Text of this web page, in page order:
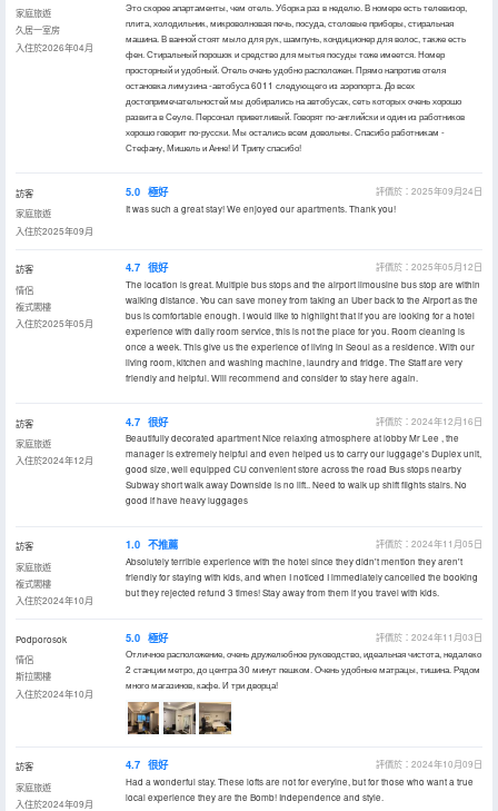
家庭旅遊
久居一室房
入住於2026年04月
Это скорее апартаменты, чем отель. Уборка раз в неделю. В номере есть телевизор,
плита, холодильник, микроволновая печь, посуда, столовые приборы, стиральная
машина. В ванной стоят мыло для рук, шампунь, кондиционер для волос, также есть
фен. Стиральный порошок и средство для мытья посуды тоже имеется. Номер
просторный и удобный. Отель очень удобно расположен. Прямо напротив отеля
остановка лимузина -автобуса 6011 следующего из аэропорта. До всех
достопримечательностей мы добирались на автобусах, сеть которых очень хорошо
развита в Сеуле. Персонал приветливый. Говорят по-английски и один из работников
хорошо говорит по-русски. Мы остались всем довольны. Спасибо работникам -
Стефану, Мишель и Анне! И Трипу спасибо!
訪客
家庭旅遊
入住於2025年09月
5.0 極好
評價於：2025年09月24日
It was such a great stay! We enjoyed our apartments. Thank you!
訪客
情侶
複式閣樓
入住於2025年05月
4.7 很好
評價於：2025年05月12日
The location is great. Multiple bus stops and the airport limousine bus stop are within
walking distance. You can save money from taking an Uber back to the Airport as the
bus is comfortable enough. I would like to highlight that if you are looking for a hotel
experience with daily room service, this is not the place for you. Room cleaning is
once a week. This give us the experience of living in Seoul as a residence. With our
living room, kitchen and washing machine, laundry and fridge. The Staff are very
friendly and helpful. Will recommend and consider to stay here again.
訪客
家庭旅遊
入住於2024年12月
4.7 很好
評價於：2024年12月16日
Beautifully decorated apartment Nice relaxing atmosphere at lobby Mr Lee , the
manager is extremely helpful and even helped us to carry our luggage's Duplex unit,
good size, well equipped CU convenient store across the road Bus stops nearby
Subway short walk away Downside is no lift.. Need to walk up shift flights stairs. No
good if have heavy luggages
訪客
家庭旅遊
複式閣樓
入住於2024年10月
1.0 不推薦
評價於：2024年11月05日
Absolutely terrible experience with the hotel since they didn't mention they aren't
friendly for staying with kids, and when I noticed I immediately cancelled the booking
but they rejected refund 3 times! Stay away from them if you travel with kids.
Podporosok
情侶
斯拉閣樓
入住於2024年10月
5.0 極好
評價於：2024年11月03日
Отличное расположение, очень дружелюбное руководство, идеальная чистота, недалеко
2 станции метро, до центра 30 минут пешком. Очень удобные матрацы, тишина. Рядом
много магазинов, кафе. И три дворца!
訪客
家庭旅遊
入住於2024年09月
4.7 很好
評價於：2024年10月09日
Had a wonderful stay. These lofts are not for everyine, but for those who want a true
local experience they are the Bomb! Independence and style.